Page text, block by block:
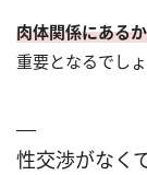
肉体関係にある
重要となるでしょ
性交渉がなく